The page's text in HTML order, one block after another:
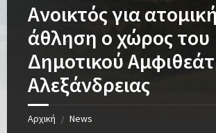
Ανοικτός για ατομική
άθληση ο χώρος του
Δημοτικού
Αλεξάνδρειας
Αρχική / News